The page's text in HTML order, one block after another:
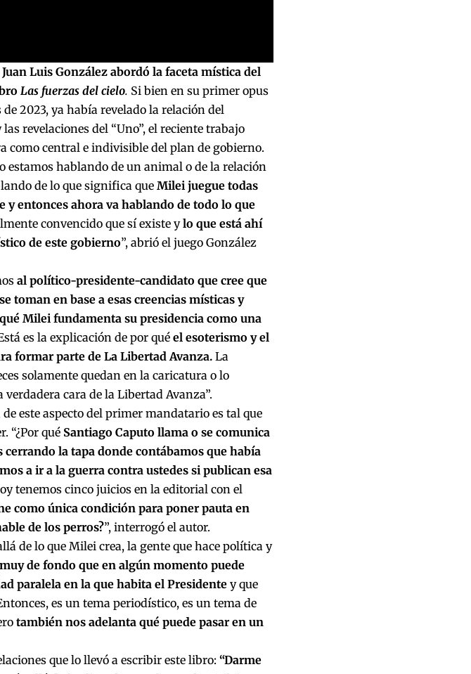
Juan Luis González abordó la faceta mística del
Las fuerzas del cielo. Si bien en su primer opus
2023, ya había revelado la relación del
revelaciones del “Uno”, el reciente trabajo
como central e indivisible del plan de gobierno.
estamos hablando de un animal o de la relación
de lo que significa que Milei juegue todas
y entonces ahora va hablando de todo lo que
convencido que sí existe ylo que está ahí
de este gobierno”, abrió el juego González
al político-presidente-candidato que cree que
toman en base a esas creencias místicas y
Milei fundamenta su presidencia como una
es la explicación de por quéel esoterismo y el
formar parte de La Libertad Avanza. La
solamente quedan en la caricatura o lo
cara de la Libertad Avanza”.
este aspecto del primer mandatario es tal que
“¿Por qué Santiago Caputo llama o se comunica
la tapa donde contábamos que había
a ir a la guerra contra ustedes si publican esa
tenemos cinco juicios en la editorial con el
como única condición para poner pauta en
de los perros?”, interrogó el autor.
de lo que Milei crea, la gente que hace política y
de fondo que en algún momento puede
paralela en la que habita el Presidentey que
es un tema periodístico, es un tema de
también nos adelanta qué puede pasar en un
que lo llevó a escribir este libro: “Darme